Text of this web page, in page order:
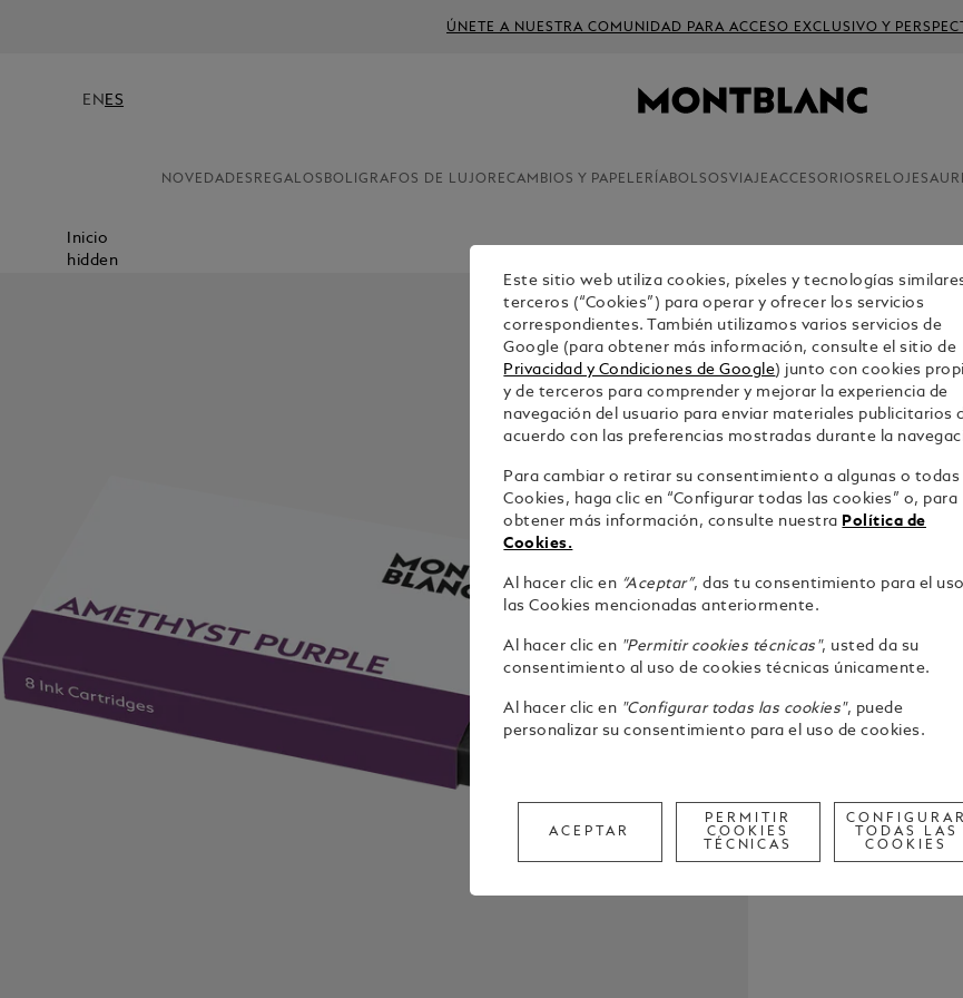
ÚNETE A NUESTRA COMUNIDAD PARA ACCESO EXCLUSIVO Y
EN ES
NOVEDADES REGALOS BOLIGRAFOS DE LUJO RECAMBIOS Y PAPELERÍA BOLSOSVIAJEACCESORIOS RELOJES
Inicio
hidden
$12.00
Select a
todas
de
Ver
Este sitio web utiliza cookies, píxeles y tecnologías
terceros (“Cookies”) para operar y ofrecer los servicios
correspondientes. También utilizamos varios servicios de
Google (para obtener más información, consulte el sitio de
Privacidad y Condiciones de Google) junto con cookies
y de terceros para comprender y mejorar la experiencia de
navegación del usuario para enviar materiales publicitarios
acuerdo con las preferencias mostradas durante la
Para cambiar o retirar su consentimiento a algunas o todas
Cookies, haga clic en “Configurar todas las cookies” o, para
obtener más información, consulte nuestra Política de
Cookies.
Al hacer clic en “Aceptar”, das tu consentimiento para el
las Cookies mencionadas anteriormente.
Al hacer clic en "Permitir cookies técnicas", usted da su
consentimiento al uso de cookies técnicas únicamente.
Al hacer clic en "Configurar todas las cookies", puede
personalizar su consentimiento para el uso de cookies.
ACEPTAR
PERMITIR
COOKIES
TÉCNICAS
CONFIGURAR
TODAS LAS
COOKIES